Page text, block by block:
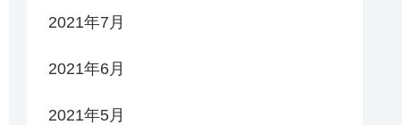
2021年7月
2021年6月
2021年5月